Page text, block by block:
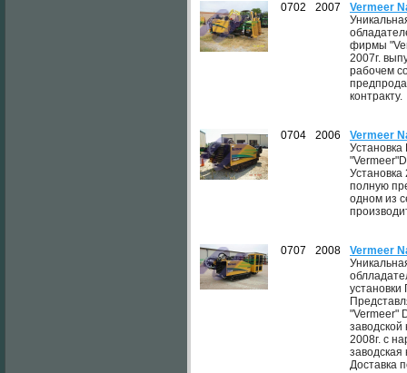
0702 2007
Vermeer
фирмы
2007г.
рабочем
контракту.
0704 2006
Vermeer
Установка
полную
одном из
0707 2008
Vermeer
"Vermeer"
заводской
2008г. с
заводская
Доставка